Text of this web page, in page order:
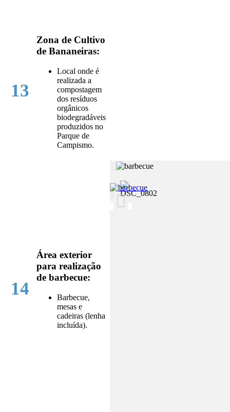
13
Zona de Cultivo
de Bananeiras:
Local onde é
realizada a
compostagem
dos resíduos
orgânicos
biodegradáveis
produzidos no
Parque de
Campismo.
14
Área exterior
para realização
de barbecue:
Barbecue,
mesas e
cadeiras (lenha
incluída).